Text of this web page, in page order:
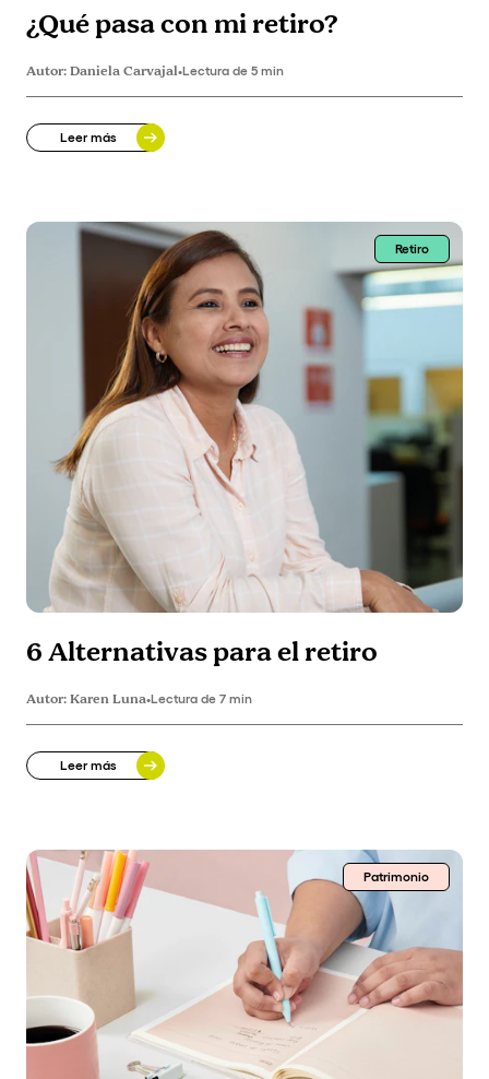
¿Qué pasa con mi retiro?
Autor:Daniela Carvajal•Lectura de 5 min
Leer más
Retiro
6 Alternativas para el retiro
Autor:Karen Luna•Lectura de 7 min
Leer más
Patrimonio